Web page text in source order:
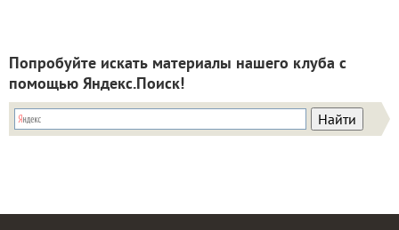
Попробуйте искать материалы нашего клуба с
помощью Яндекс.Поиск!